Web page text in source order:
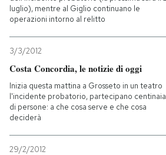
luglio), mentre al Giglio continuano le
operazioni intorno al relitto
3/3/2012
Costa Concordia, le notizie di oggi
Inizia questa mattina a Grosseto in un teatro
l'incidente probatorio, partecipano centinaia
di persone: a che cosa serve e che cosa
deciderà
29/2/2012